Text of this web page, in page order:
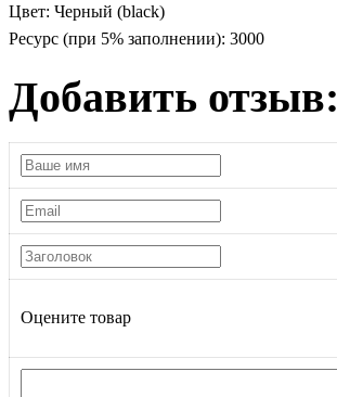
Цвет: Черный (black)
Ресурс (при 5% заполнении): 3000
Добавить отзыв:
Оцените товар